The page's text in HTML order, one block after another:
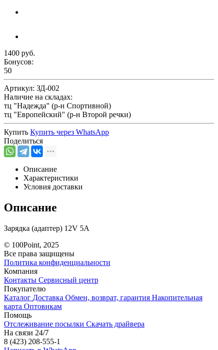
1400 руб.
Бонусов:
50
Артикул: ЗД-002
Наличие на складах:
тц "Надежда" (р-н Спортивной)
тц "Европейский" (р-н Второй речки)
Купить Купить через WhatsApp
Поделиться
Описание
Характеристики
Условия доставки
Описание
Зарядка (адаптер) 12V 5A
© 100Point, 2025
Все права защищены
Политика конфиденциальности
Компания
Контакты Сервисный центр
Покупателю
Каталог Доставка Обмен, возврат, гарантия Накопительная
карта Оптовикам
Помощь
Отслеживание посылки Скачать драйвера
На связи 24/7
8 (423) 208-555-1